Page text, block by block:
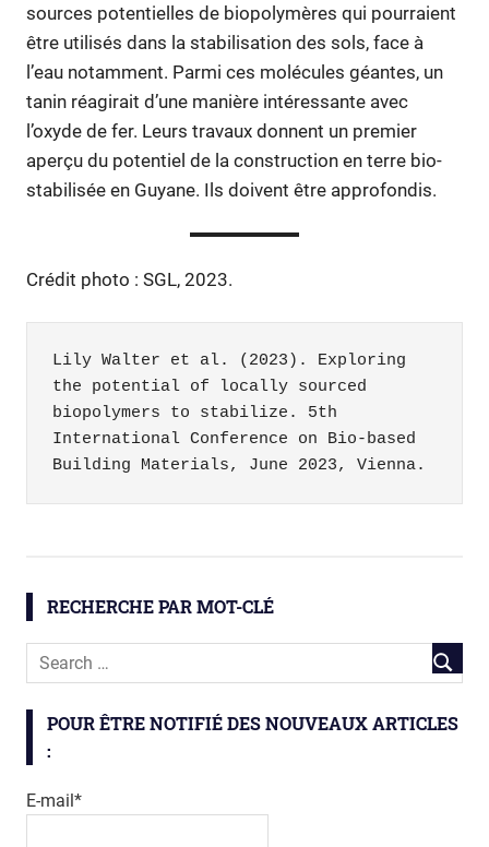
sources potentielles de biopolymères qui pourraient
être utilisés dans la stabilisation des sols, face à
l’eau notamment. Parmi ces molécules géantes, un
tanin réagirait d’une manière intéressante avec
l’oxyde de fer. Leurs travaux donnent un premier
aperçu du potentiel de la construction en terre bio-
stabilisée en Guyane. Ils doivent être approfondis.
Crédit photo : SGL, 2023.
Lily Walter et al. (2023). Exploring
the potential of locally sourced
biopolymers to stabilize. 5th
International Conference on Bio-based
Building Materials, June 2023, Vienna.
RECHERCHE PAR MOT-CLÉ
POUR ÊTRE NOTIFIÉ DES NOUVEAUX ARTICLES
:
E-mail*